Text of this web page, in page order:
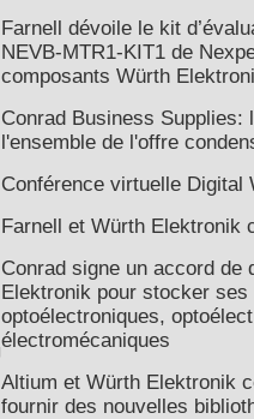
Farnell dévoile le kit
NEVB-MTR1-KIT1 de
composants Würth
Conrad Business Supplies:
l'ensemble de l'offre
Conférence virtuelle Digital
Farnell et Würth Elektronik
Conrad signe un accord de
Elektronik pour stocker
optoélectroniques,
électromécaniques
Altium et Würth Elektronik
fournir des nouvelles